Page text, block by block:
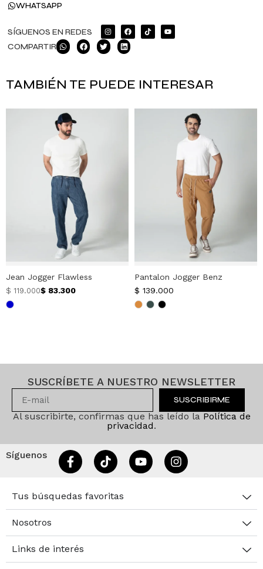
WHATSAPP
SÍGUENOS EN REDES
COMPARTIR
TAMBIÉN TE PUEDE INTERESAR
Jean Jogger Flawless
$ 119.000$ 83.300
Pantalon Jogger Benz
$ 139.000
SUSCRÍBETE A NUESTRO NEWSLETTER
SUSCRIBIRME
Al suscribirte, confirmas que has leído la Política de
privacidad.
Síguenos
Tus búsquedas favoritas
Nosotros
Links de interés